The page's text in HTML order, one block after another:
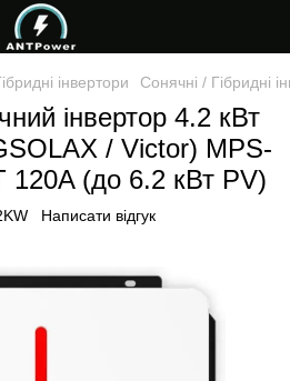
інвертори Сонячні / Гібридні
інвертор 4.2 кВт
/ Victor) MPS-
120A (до 6.2 кВт PV)
Написати відгук